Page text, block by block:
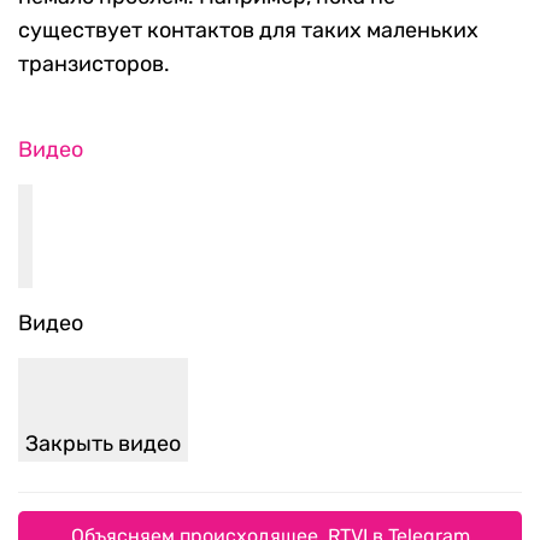
существует контактов для таких маленьких
транзисторов.
Видео
Видео
Закрыть видео